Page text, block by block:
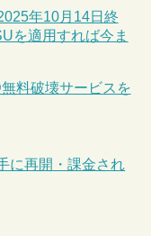
年10月14日終
を適用すれば今ま
料破壊サービスを
に再開・課金され